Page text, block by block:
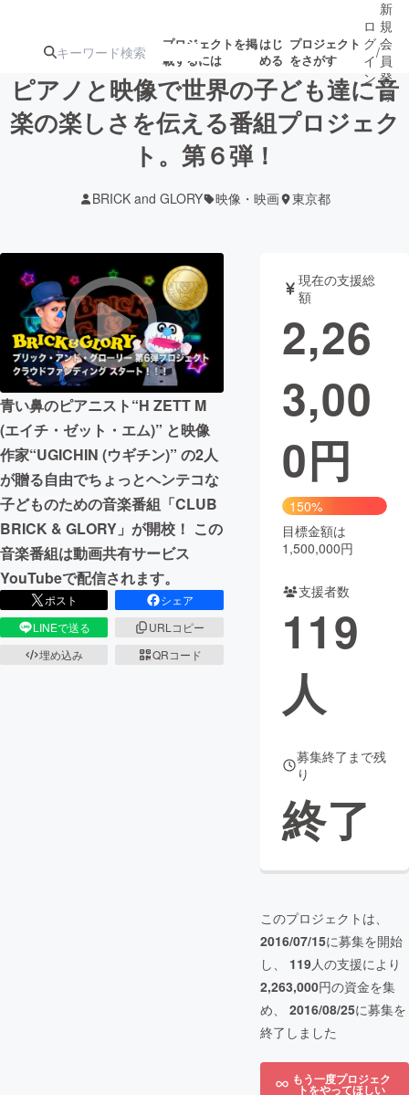
プロジェクトを掲
載するには
はじ
める
プロジェクト
をさがす
注目の新着プロ募集終了が近いプ
テクノロジー・ガジェット
映像・映画 書籍・雑誌
ビジネス・起業 チャレンジ
まちづくり・地域活性化
CAMPFIRE for Social Good
CAMPFIRE Creation
CAMPFIREふるさと納税machi-ya コミュニティ
ロ
グ
イ
ン
/
新
規
会
員
登
録
ピアノと映像で世界の子ども達に音
楽の楽しさを伝える番組プロジェク
ト。第６弾！
BRICK and GLORY 映像・映画 東京都
青い鼻のピアニスト“H ZETT M
(エイチ・ゼット・エム)” と映像
作家“UGICHIN (ウギチン)” の2人
が贈る自由でちょっとヘンテコな
子どものための音楽番組「CLUB
BRICK & GLORY」が開校！ この
音楽番組は動画共有サービス
YouTubeで配信されます。
ポスト
シェア
LINEで送る
URLコピー
埋め込み
QRコード
現在の支援総
額
2,26
3,00
0円
150%
目標金額は
1,500,000円
支援者数
119
人
募集終了まで残
り
終了
このプロジェクトは、
2016/07/15に募集を開始
し、 119人の支援により
2,263,000円の資金を集
め、 2016/08/25に募集を
終了しました
もう一度プロジェク
トをやってほしい